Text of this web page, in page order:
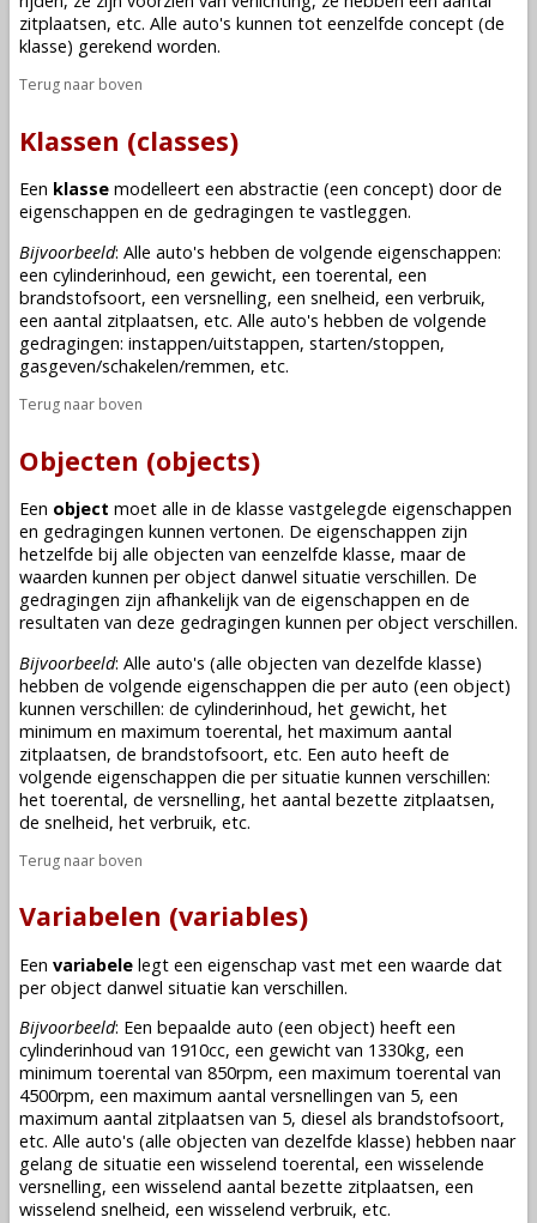
zitplaatsen, etc. Alle auto's kunnen tot eenzelfde concept (de
klasse) gerekend worden.
Terug naar boven
Klassen (classes)
Een klasse modelleert een abstractie (een concept) door de
eigenschappen en de gedragingen te vastleggen.
Bijvoorbeeld: Alle auto's hebben de volgende eigenschappen:
een cylinderinhoud, een gewicht, een toerental, een
brandstofsoort, een versnelling, een snelheid, een verbruik,
een aantal zitplaatsen, etc. Alle auto's hebben de volgende
gedragingen: instappen/uitstappen, starten/stoppen,
gasgeven/schakelen/remmen, etc.
Terug naar boven
Objecten (objects)
Een object moet alle in de klasse vastgelegde eigenschappen
en gedragingen kunnen vertonen. De eigenschappen zijn
hetzelfde bij alle objecten van eenzelfde klasse, maar de
waarden kunnen per object danwel situatie verschillen. De
gedragingen zijn afhankelijk van de eigenschappen en de
resultaten van deze gedragingen kunnen per object verschillen.
Bijvoorbeeld: Alle auto's (alle objecten van dezelfde klasse)
hebben de volgende eigenschappen die per auto (een object)
kunnen verschillen: de cylinderinhoud, het gewicht, het
minimum en maximum toerental, het maximum aantal
zitplaatsen, de brandstofsoort, etc. Een auto heeft de
volgende eigenschappen die per situatie kunnen verschillen:
het toerental, de versnelling, het aantal bezette zitplaatsen,
de snelheid, het verbruik, etc.
Terug naar boven
Variabelen (variables)
Een variabele legt een eigenschap vast met een waarde dat
perobject danwel situatie kan verschillen.
Bijvoorbeeld: Een bepaalde auto (een object) heeft een
cylinderinhoud van 1910cc, een gewicht van 1330kg, een
minimum toerental van 850rpm, een maximum toerental van
4500rpm, een maximum aantal versnellingen van 5, een
maximum aantal zitplaatsen van 5, diesel als brandstofsoort,
etc. Alle auto's (alle objecten van dezelfde klasse) hebben naar
gelang de situatie een wisselend toerental, een wisselende
versnelling, een wisselend aantal bezette zitplaatsen, een
wisselend snelheid, een wisselend verbruik, etc.